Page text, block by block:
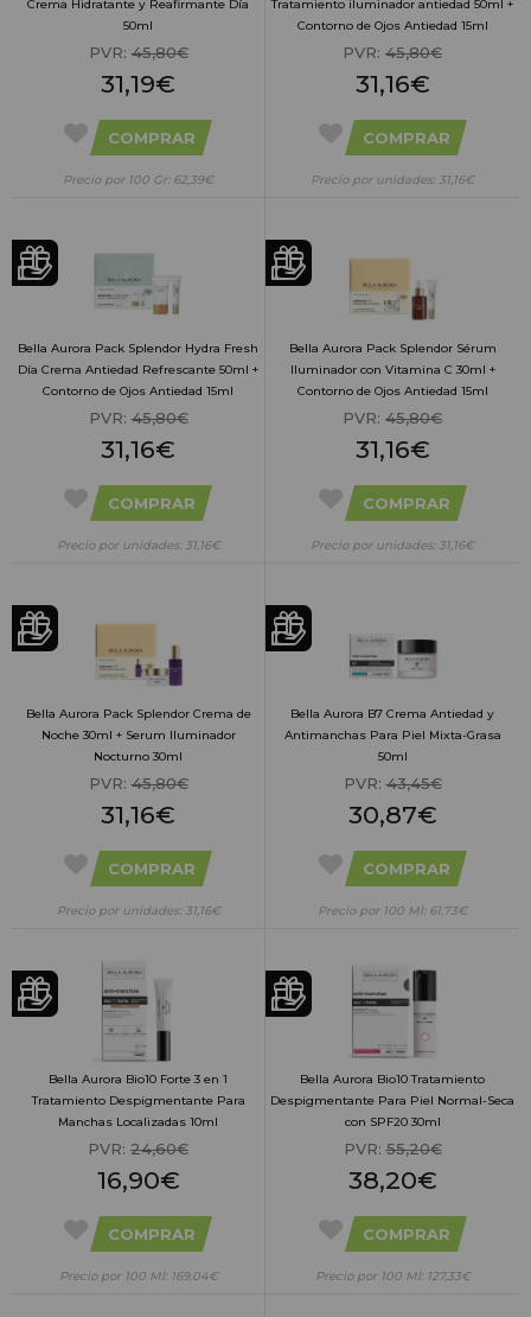
Crema Hidratante y Reafirmante Día
50ml
PVR:45,80€
31,19€
COMPRAR
Precio por 100 Gr: 62,39€
Tratamiento iluminador antiedad 50ml +
Contorno de Ojos Antiedad 15ml
PVR: 45,80€
31,16€
COMPRAR
Precio por unidades: 31,16€
Bella Aurora Pack Splendor Hydra Fresh
Día Crema Antiedad Refrescante 50ml +
Contorno de Ojos Antiedad 15ml
PVR:45,80€
31,16€
COMPRAR
Precio por unidades: 31,16€
Bella Aurora Pack Splendor Sérum
Iluminador con Vitamina C 30ml +
Contorno de Ojos Antiedad 15ml
PVR: 45,80€
31,16€
COMPRAR
Precio por unidades: 31,16€
Bella Aurora Pack Splendor Crema de
Noche 30ml + Serum Iluminador
Nocturno 30ml
PVR:45,80€
31,16€
COMPRAR
Precio por unidades: 31,16€
Bella Aurora B7 Crema Antiedad y
Antimanchas Para Piel Mixta-Grasa
50ml
PVR:43,45€
30,87€
COMPRAR
Precio por 100 Ml: 61,73€
Bella Aurora Bio10 Forte 3 en 1
Tratamiento Despigmentante Para
Manchas Localizadas 10ml
PVR: 24,60€
16,90€
COMPRAR
Precio por 100 Ml: 169,04€
Bella Aurora Bio10 Tratamiento
Despigmentante Para Piel Normal-Seca
con SPF20 30ml
PVR:55,20€
38,20€
COMPRAR
Precio por 100 Ml: 127,33€